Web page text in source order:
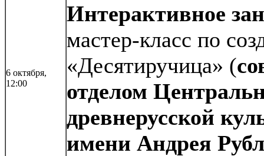
6 октября,
12:00
Интерактивное
мастер-класс по
«Десятиручица» (
отделом
древнерусской
имени Андрея